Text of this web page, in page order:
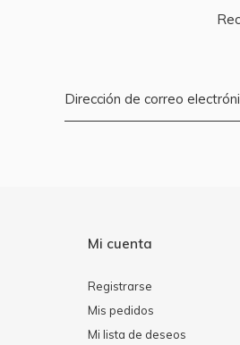
Mi cuenta
Registrarse
Mis pedidos
Mi lista de deseos